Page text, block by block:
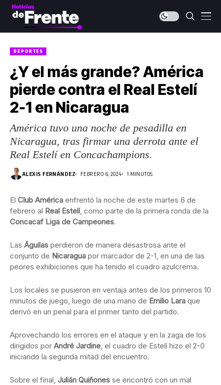
DEPORTES
¿Y el más grande? América
pierde contra el Real Estelí
2-1 en Nicaragua
América tuvo una noche de pesadilla en
Nicaragua, tras firmar una derrota ante el
Real Estelí en Concachampions.
ALEXIS FERNÁNDEZ FEBRERO 6, 2024 1 MINUTOS
El Club América enfrentó la noche de este martes 6 de
febrero al Real Estelí, como parte de la primera ronda de la
Concacaf Liga de Campeones.
Las Águilas perdieron de manera desastrosa ante el
conjunto de Nicaragua por marcador de 2-1, en una de las
peores exhibiciones que ha tenido el cuadro azulcrema.
Los locales se pusieron en ventaja antes de los primeros 10
minutos de juego, luego de una mano de Emilio Lara que
derivó en un penal para el primer tanto del partido.
Aprovechando los errores en el ataque y en la zaga de los
dirigidos por André Jardine, el cuadro de Estelí hizo el 2-0
iniciando la segunda mitad del encuentro.
Sobre el final, Julián Quiñones se encontró con un mal